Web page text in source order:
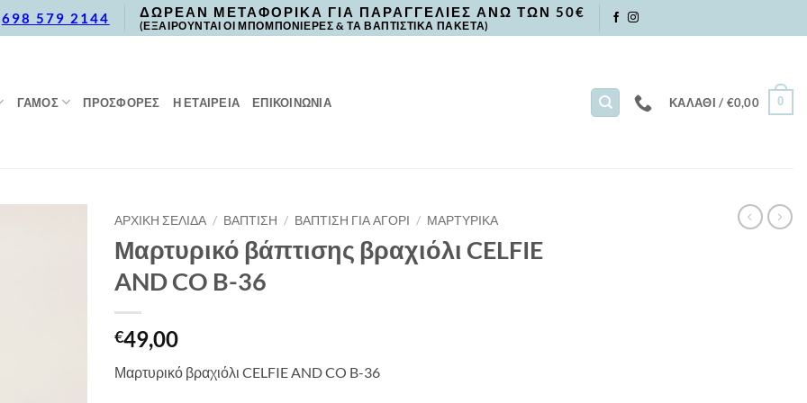
698 579 2144 ΔΩΡΕΑΝ ΜΕΤΑΦΟΡΙΚΑ ΓΙΑ ΠΑΡΑΓΓΕΛΙΕΣ ΑΝΩ ΤΩΝ 50€
(ΕΞΑΙΡΟΥΝΤΑΙ ΟΙ ΜΠΟΜΠΟΝΙΕΡΕΣ & ΤΑ ΒΑΠΤΙΣΤΙΚΑ ΠΑΚΕΤΑ)
ΓΑΜΟΣ ΠΡΟΣΦΟΡΈΣ Η ΕΤΑΙΡΕΙΑ ΕΠΙΚΟΙΝΩΝΙΑ ΚΑΛΆΘΙ / €0,00 0
ΑΡΧΙΚΉ ΣΕΛΊΔΑ / ΒΑΠΤΙΣΗ / ΒΑΠΤΙΣΗ ΓΙΑ ΑΓΟΡΙ / ΜΑΡΤΥΡΙΚΑ
Μαρτυρικό βάπτισης βραχιόλι CELFIE
AND CO B-36
€49,00
Μαρτυρικό βραχιόλι CELFIE AND CO B-36